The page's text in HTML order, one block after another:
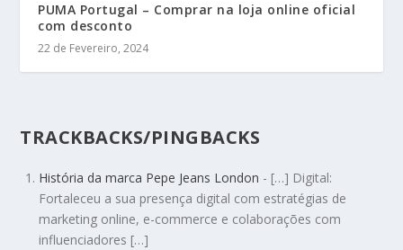
PUMA Portugal – Comprar na loja online oficial
com desconto
22 de Fevereiro, 2024
TRACKBACKS/PINGBACKS
História da marca Pepe Jeans London - […] Digital:
Fortaleceu a sua presença digital com estratégias de
marketing online, e-commerce e colaborações com
influenciadores […]